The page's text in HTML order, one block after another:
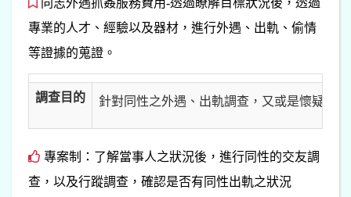
同志外遇抓姦服務費用-透過瞭解目標狀況後，透過
專業的人才、經驗以及器材，進行外遇、出軌、偷情
等證據的蒐證。
調查目的 針對同性之外遇、出軌調查，又或是懷疑另
專案制：了解當事人之狀況後，進行同性的交友調
查，以及行蹤調查，確認是否有同性出軌之狀況